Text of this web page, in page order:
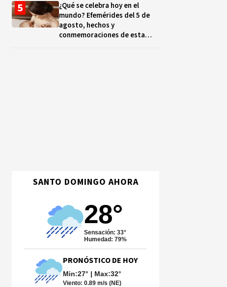
¿Qué se celebra hoy en el
mundo? Efemérides del 5 de
agosto, hechos y
conmemoraciones de esta
SANTO DOMINGO AHORA
28°
Sensación: 33°
Humedad: 79%
PRONÓSTICO DE HOY
Min:27° | Max:32°
Viento: 0.89 m/s (NE)